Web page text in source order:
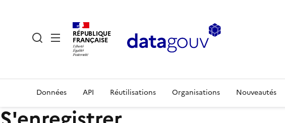
RÉPUBLIQUE
FRANÇAISE
Données API Réutilisations Organisations Nouveautés